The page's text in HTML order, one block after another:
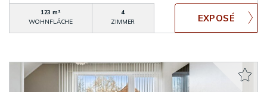
123 m²
WOHNFLÄCHE
4
ZIMMER